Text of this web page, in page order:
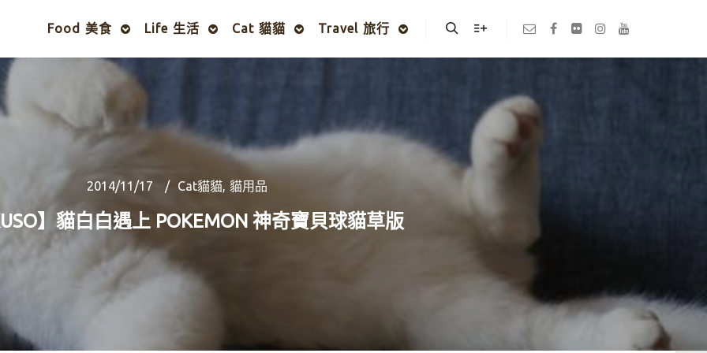
Food 美食 Life 生活 Cat 貓貓 Travel 旅行
2014/11/17 Cat貓貓, 貓用品
】貓白白遇上 POKEMON 神奇寶貝球貓草版